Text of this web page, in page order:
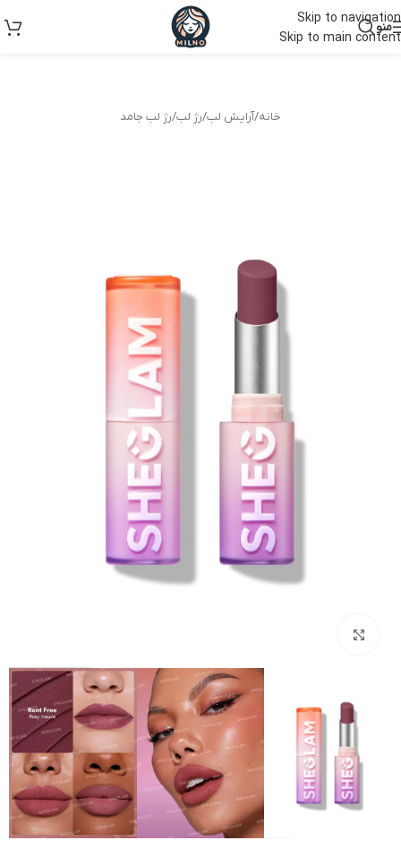
Skip to navigation
Skip to main content
منو
خانه/آرایش لب/رژ لب/رژ لب جامد